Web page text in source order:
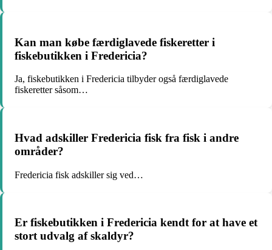
Kan man købe færdiglavede fiskeretter i
fiskebutikken i Fredericia?
Ja, fiskebutikken i Fredericia tilbyder også færdiglavede
fiskeretter såsom…
Hvad adskiller Fredericia fisk fra fisk i andre
områder?
Fredericia fisk adskiller sig ved…
Er fiskebutikken i Fredericia kendt for at have et
stort udvalg af skaldyr?